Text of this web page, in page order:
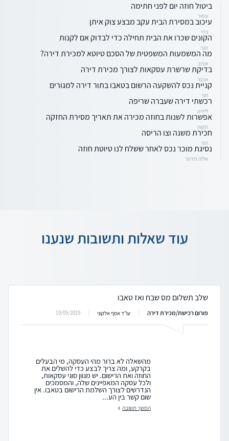
ביטול חוזה יום לפני חתימה
עמיר
עיכוב במסירת הבית עקב מבצע צוק איתן
גידי
הקונים שכרו את הבית תחילה כדי לבדוק אם לקנות
הגר
מה המשמעות המשפטית של הסכם טיוטא למכירת דירה?
אביב
בדיקת שרשרת עסקאות לצורך מכירת דירה
אבנר
קניית נכס להשקעה הרשום בטאבו בתור דירה למגורים
חני
רכשתי דירה שעברה שריפה
לידיה
אפשרות לשנות בחוזה מכירה את תאריך מסירת החזקה
תקוה
חכירת משנה וצו הריסה
רוני
נסיגת מוכר נכס לאחר ששלח לנו טיוטת חוזה
אילה תדהר
עוד שאלות ותשובות שנענו
שלב תשלום מס שבח ואז טאבו
פורום רכישת/מכירת דירה עו"ד אסף אלקוני 19/05/2019
מהשאלה לא ברור מהי העסקה, מי הבעלים
בקרקע, ומה צריך לבצע כדי להשלים את
החוזה ואת הרישום. יש מגוון סוגי עסקאות,
ולכל עסקה המאפיינים שלה, והמסמכים
הנדרשים לצורך השלמת הרישום בטאבו. אין
שום קשר בין הע...
המשך תשובה